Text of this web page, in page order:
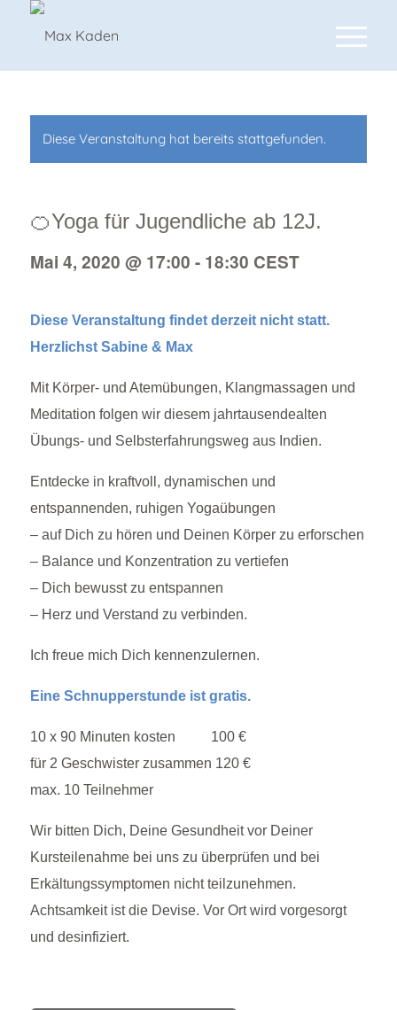
Diese Veranstaltung hat bereits stattgefunden.
🍊Yoga für Jugendliche ab 12J.
Mai 4, 2020 @ 17:00 - 18:30 CEST
Diese Veranstaltung findet derzeit nicht statt.
Herzlichst Sabine & Max
Mit Körper- und Atemübungen, Klangmassagen und
Meditation folgen wir diesem jahrtausendealten
Übungs- und Selbsterfahrungsweg aus Indien.
Entdecke in kraftvoll, dynamischen und
entspannenden, ruhigen Yogaübungen
– auf Dich zu hören und Deinen Körper zu erforschen
– Balance und Konzentration zu vertiefen
– Dich bewusst zu entspannen
– Herz und Verstand zu verbinden.
Ich freue mich Dich kennenzulernen.
Eine Schnupperstunde ist gratis.
10 x 90 Minuten kosten 100 €
für 2 Geschwister zusammen 120 €
max. 10 Teilnehmer
Wir bitten Dich, Deine Gesundheit vor Deiner
Kursteilenahme bei uns zu überprüfen und bei
Erkältungssymptomen nicht teilzunehmen.
Achtsamkeit ist die Devise. Vor Ort wird vorgesorgt
und desinfiziert.